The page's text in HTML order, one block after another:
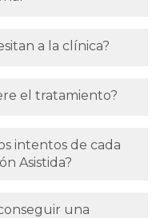
a la clínica?
el tratamiento?
intentos de cada
Asistida?
una